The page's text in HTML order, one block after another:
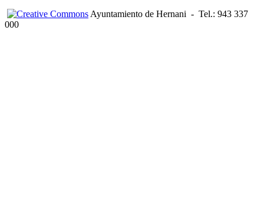
Ayuntamiento de Hernani - Tel.: 943 337
000